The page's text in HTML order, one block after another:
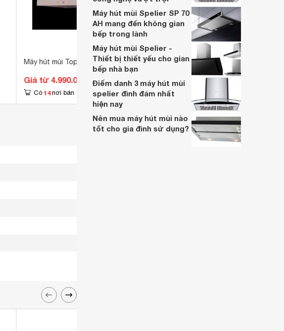
Máy hút mùi Topy TP-733S
Giá từ 4.990.000 đ
Có 14 nơi bán
Máy hút mùi Tomate Tom 3023
Giá từ 6.300.000 đ
Có 35 nơi bán
Máy hút mùi Spelier SP 70
AH mang đến không gian
bếp trong lành
Máy hút mùi Spelier -
Thiết bị thiết yếu cho gian
bếp nhà bạn
Điểm danh 3 máy hút mùi
spelier đình đám nhất
hiện nay
Nên mua máy hút mùi nào
tốt cho gia đình sử dụng?